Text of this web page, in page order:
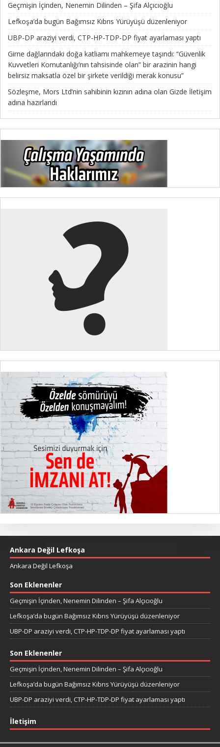
Geçmişin İçinden, Nenemin Dilinden – Şifa Alçıcıoğlu
Lefkoşa’da bugün Bağımsız Kıbrıs Yürüyüşü düzenleniyor
UBP-DP araziyi verdi, CTP-HP-TDP-DP fiyat ayarlaması yaptı
Girne dağlarındaki doğa katliamı mahkemeye taşındı: “Güvenlik
Kuvvetleri Komutanlığı’nın tahsisinde olan” bir arazinin hangi
belirsiz maksatla özel bir şirkete verildiği merak konusu”
Sözleşme, Mors Ltd’nin sahibinin kızının adına olan Gizde İletişim
adına hazırlandı
Ankara Değil Lefkoşa
Ankara Değil Lefkoşa
Son Eklenenler
Geçmişin İçinden, Nenemin Dilinden – Şifa Alçıcıoğlu
Lefkoşa’da bugün Bağımsız Kıbrıs Yürüyüşü düzenleniyor
UBP-DP araziyi verdi, CTP-HP-TDP-DP fiyat ayarlaması yaptı
Son Eklenenler
Geçmişin İçinden, Nenemin Dilinden – Şifa Alçıcıoğlu
Lefkoşa’da bugün Bağımsız Kıbrıs Yürüyüşü düzenleniyor
UBP-DP araziyi verdi, CTP-HP-TDP-DP fiyat ayarlaması yaptı
İletişim